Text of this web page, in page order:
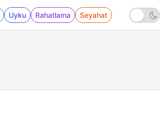
Uyku Rahatlama Seyahat